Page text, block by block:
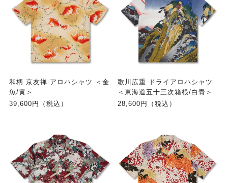
和柄 京友禅 アロハシャツ ＜金
魚/黄＞
39,600円（税込）
歌川広重 ドライアロハシャツ
＜東海道五十三次箱根/白青＞
28,600円（税込）